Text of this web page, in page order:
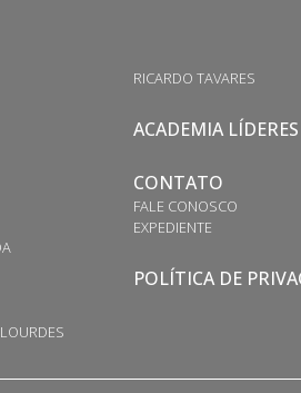
RICARDO TAVARES
ACADEMIA LÍDERES
CONTATO
FALE CONOSCO
EXPEDIENTE
POLÍTICA DE